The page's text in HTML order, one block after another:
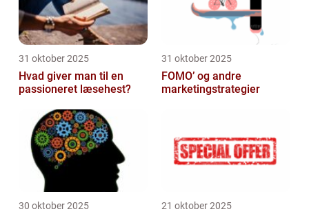
31 oktober 2025
Hvad giver man til en
passioneret læsehest?
31 oktober 2025
FOMO’ og andre
marketingstrategier
30 oktober 2025 21 oktober 2025